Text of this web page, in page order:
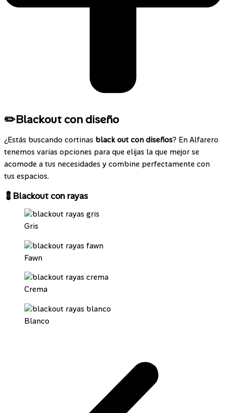
✏️Blackout con diseño
¿Estás buscando cortinas black out con diseños? En Alfarero
tenemos varias opciones para que elijas la que mejor se
acomode a tus necesidades y combine perfectamente con
tus espacios.
💈Blackout con rayas
Gris
Fawn
Crema
Blanco